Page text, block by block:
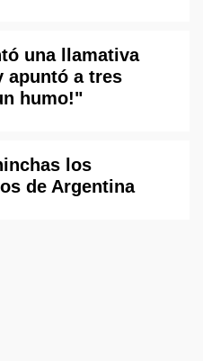
una llamativa
apuntó a tres
humo!"
los
de Argentina